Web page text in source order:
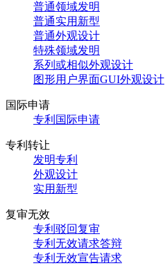
普通领域发明
普通实用新型
普通外观设计
特殊领域发明
系列或相似外观设计
图形用户界面GUI外观设计
国际申请
专利国际申请
专利转让
发明专利
外观设计
实用新型
复审无效
专利驳回复审
专利无效请求答辩
专利无效宣告请求